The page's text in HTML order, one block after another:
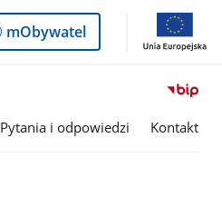
Logowanie
do
mObywatel
Pytania i odpowiedzi Kontakt